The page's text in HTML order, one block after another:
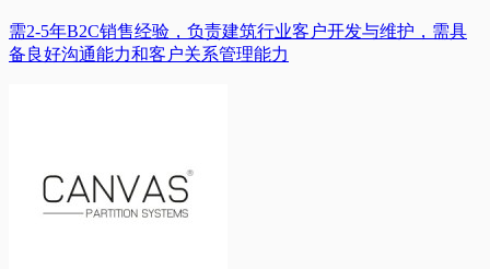
需2-5年B2C销售经验，负责建筑行业客户开发与维护，需具
备良好沟通能力和客户关系管理能力